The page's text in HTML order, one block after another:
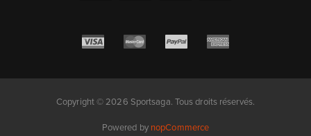
Copyright © 2026 Sportsaga. Tous droits réservés.
Powered by nopCommerce